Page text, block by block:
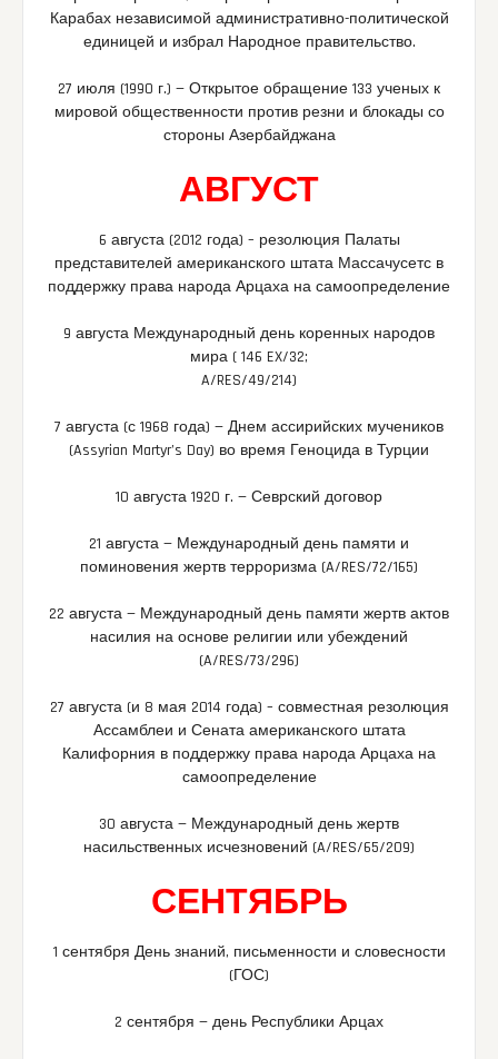
Карабах независимой административно-политической
единицей и избрал Народное правительство.
27 июля (1990 г.) — Открытое обращение 133 ученых к
мировой общественности против резни и блокады со
стороны Азербайджана
АВГУСТ
6 августа (2012 года) – резолюция Палаты
представителей американского штата Массачусетс в
поддержку права народа Арцаха на самоопределение
9 августа Международный день коренных народов
мира ( 146 EX/32;
A/RES/49/214)
7 августа (с 1968 года) — Днем ассирийских мучеников
(Assyrian Martyr’s Day) во время Геноцида в Турции
10 августа 1920 г. — Севрский договор
21 августа — Международный день памяти и
поминовения жертв терроризма (A/RES/72/165)
22 августа — Международный день памяти жертв актов
насилия на основе религии или убеждений
(A/RES/73/296)
27 августа (и 8 мая 2014 года) – совместная резолюция
Ассамблеи и Сената американского штата
Калифорния в поддержку права народа Арцаха на
самоопределение
30 августа — Международный день жертв
насильственных исчезновений (A/RES/65/209)
СЕНТЯБРЬ
1 сентября День знаний, письменности и словесности
(ГОС)
2 сентября — день Республики Арцах